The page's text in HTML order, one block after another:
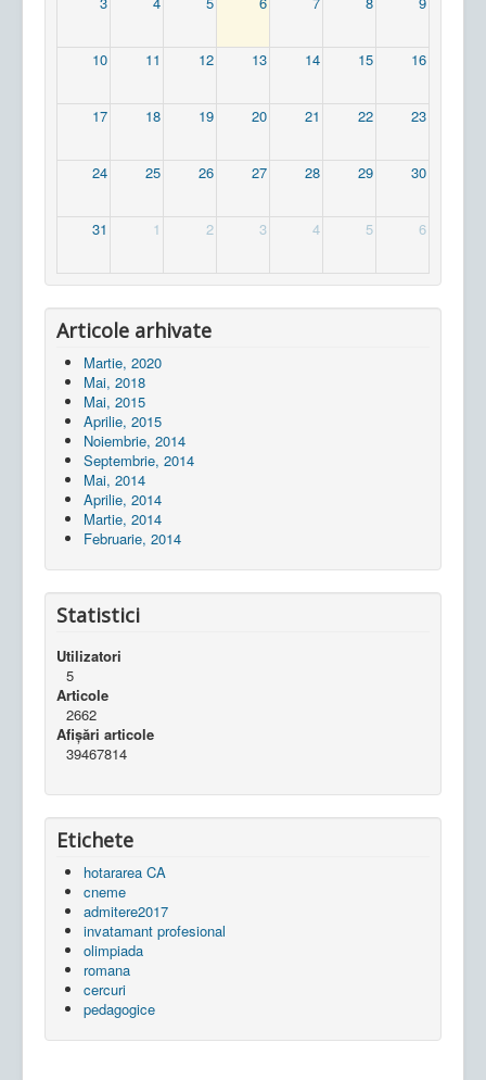
10 11 12 13 14 15 16
17 18 19 20 21 22 23
24 25 26 27 28 29 30
31 1 2 3 4 5 6
Articole arhivate
Martie, 2020
Mai, 2018
Mai, 2015
Aprilie, 2015
Noiembrie, 2014
Septembrie, 2014
Mai, 2014
Aprilie, 2014
Martie, 2014
Februarie, 2014
Statistici
Utilizatori
5
Articole
2662
Afișări articole
39467814
Etichete
hotararea CA
cneme
admitere2017
invatamant profesional
olimpiada
romana
cercuri
pedagogice